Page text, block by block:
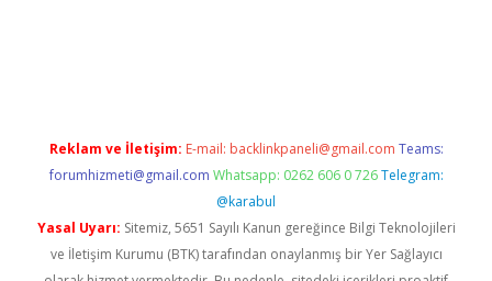
Reklam ve İletişim: E-mail: backlinkpaneli@gmail.com Teams:
forumhizmeti@gmail.com Whatsapp: 0262 606 0 726 Telegram:
@karabul
Yasal Uyarı: Sitemiz, 5651 Sayılı Kanun gereğince Bilgi Teknolojileri
ve İletişim Kurumu (BTK) tarafından onaylanmış bir Yer Sağlayıcı